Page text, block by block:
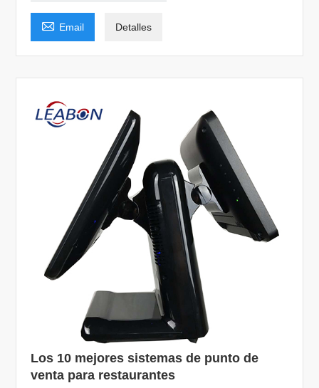
 Email Detalles
Los 10 mejores sistemas de punto de
venta para restaurantes